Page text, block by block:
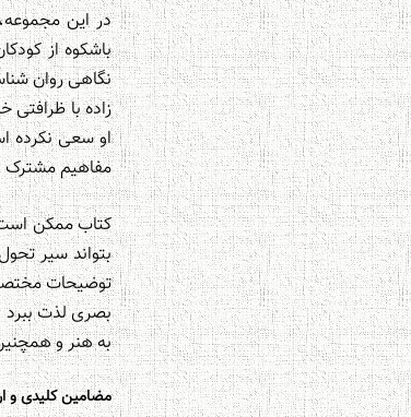
در این
باشکوه از
نگاهی روان
زاده با ظرافتی
او سعی نکرده
مفاهیم مشترک
کتاب ممکن است
بتواند سیر
توضیحات
بصری لذت ببرد
به هنر و
مضامین کلیدی و